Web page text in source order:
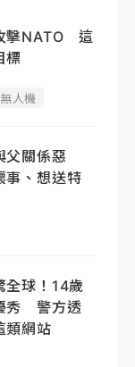
擊NATO 這
標
人機
父關係惡
、想送特
全球！14歲
秀 警方透
類網站